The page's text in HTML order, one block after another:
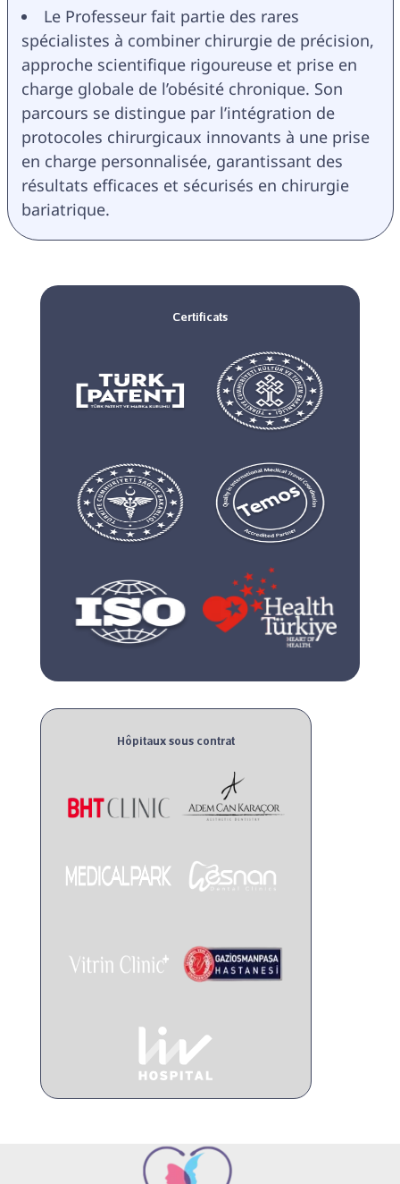
Le Professeur fait partie des rares
spécialistes à combiner chirurgie de précision,
approche scientifique rigoureuse et prise en
charge globale de l’obésité chronique. Son
parcours se distingue par l’intégration de
protocoles chirurgicaux innovants à une prise
en charge personnalisée, garantissant des
résultats efficaces et sécurisés en chirurgie
bariatrique.
Hôpitaux sous contrat
Certificats